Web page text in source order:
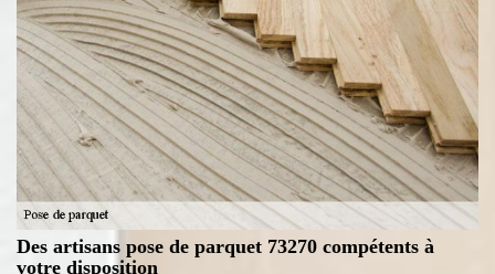
Des artisans pose de parquet 73270 compétents à
votre disposition